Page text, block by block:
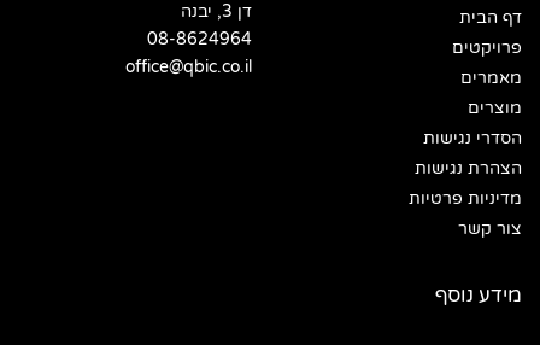
דף הבית
פרויקטים
מאמרים
מוצרים
הסדרי נגישות
הצהרת נגישות
מדיניות פרטיות
צור קשר
מידע נוסף
דן 3, יבנה
08-8624964
office@qbic.co.il